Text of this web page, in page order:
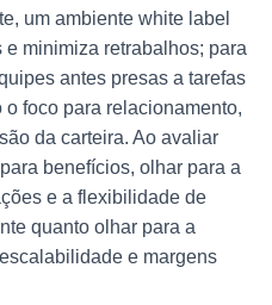
um ambiente white label
minimiza retrabalhos; para
antes presas a tarefas
foco para relacionamento,
da carteira. Ao avaliar
para benefícios, olhar para a
e a flexibilidade de
quanto olhar para a
e margens